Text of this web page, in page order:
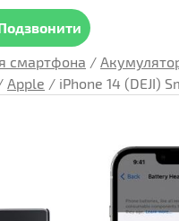
смартфона /
Apple / iPhone 14 (DEJI)